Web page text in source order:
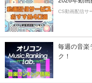
CS動画配信サ
毎週の音楽
ク！